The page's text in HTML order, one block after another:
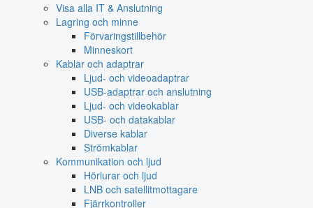
Visa alla IT & Anslutning
Lagring och minne
Förvaringstillbehör
Minneskort
Kablar och adaptrar
Ljud- och videoadaptrar
USB-adaptrar och anslutning
Ljud- och videokablar
USB- och datakablar
Diverse kablar
Strömkablar
Kommunikation och ljud
Hörlurar och ljud
LNB och satellitmottagare
Fjärrkontroller